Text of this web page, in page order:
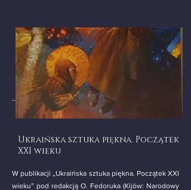
Ukraińska sztuka piękna. Początek
XXI wieku
W publikacji „Ukraińska sztuka piękna. Początek XXI
wieku” pod redakcją O. Fedoruka (Kijów: Narodowy